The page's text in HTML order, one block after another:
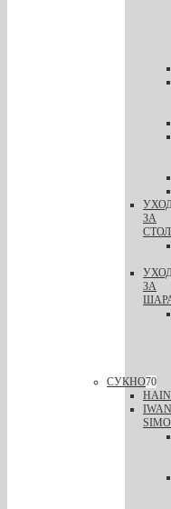
ЗА
ЗА
СУКНО70
IWAN